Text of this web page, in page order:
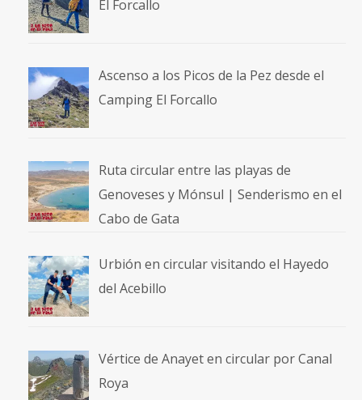
El Forcallo
Ascenso a los Picos de la Pez desde el
Camping El Forcallo
Ruta circular entre las playas de
Genoveses y Mónsul | Senderismo en el
Cabo de Gata
Urbión en circular visitando el Hayedo
del Acebillo
Vértice de Anayet en circular por Canal
Roya